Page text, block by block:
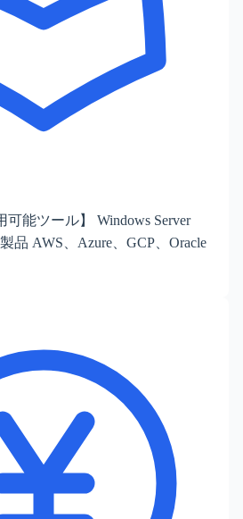
可能ツール】 Windows Server
品 AWS、Azure、GCP、Oracle